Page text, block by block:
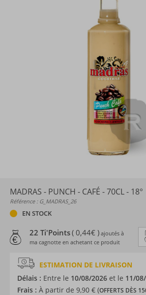
MADRAS - PUNCH - CAFÉ - 70CL - 18°
Référence : G_MADRAS_26
EN STOCK
22 Ti'Points( 0,44€ ) ajoutés à
ma cagnotte en achetant ce produit
ESTIMATION DE LIVRAISON
Délais : Entre le 10/08/2026 et le 11/
Frais : À partir de 9,90 € (OFFERTS DÈS